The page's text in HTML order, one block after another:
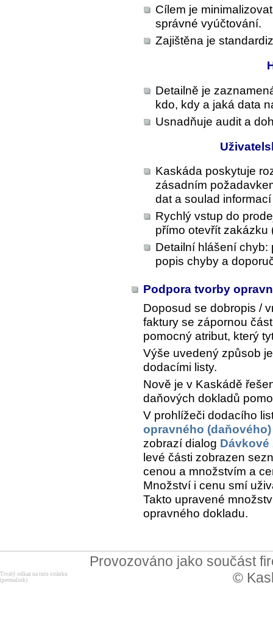
Cílem je
správné vyúčtování.
Zajištěna je
Detailně je
kdo, kdy a jaká data
Usnadňuje audit a
Kaskáda poskytuje
zásadním
dat a soulad
Rychlý vstup do
přímo otevřít zakázku
Detailní hlášení
popis chyby a
Podpora tvorby
Doposud se dobropis /
faktury se zápornou
pomocný atribut, který
Výše uvedený způsob
dodacími listy.
Nově je v Kaskádě
daňových dokladů
V prohlížeči dodacího
opravného
zobrazí dialog
levé části zobrazen
cenou a množstvím a
Množství i cenu smí
Takto upravené
opravného dokladu.
Provozováno jako součást
©
Trvalý odkaz na tuto stránku
(permalink)